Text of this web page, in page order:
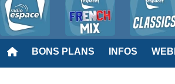
BONS PLANS INFOS